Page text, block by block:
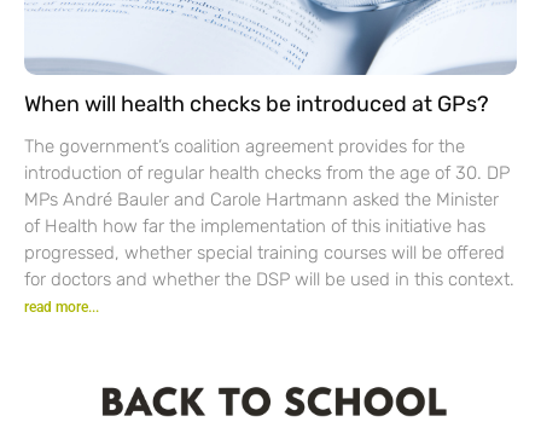
When will health checks be introduced at GPs?
The government’s coalition agreement provides for the
introduction of regular health checks from the age of 30. DP
MPs André Bauler and Carole Hartmann asked the Minister
of Health how far the implementation of this initiative has
progressed, whether special training courses will be offered
for doctors and whether the DSP will be used in this context.
read more...